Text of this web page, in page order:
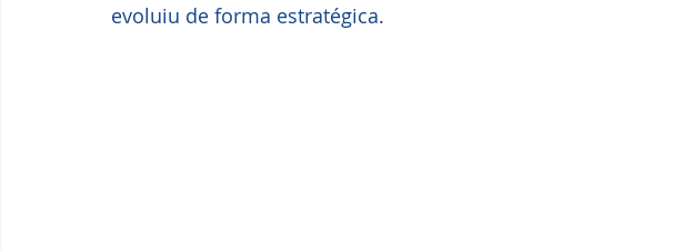
evoluiu de forma estratégica.